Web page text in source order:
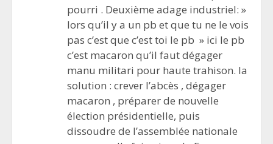
pourri . Deuxième adage industriel: »
lors qu’il y a un pb et que tu ne le vois
pas c’est que c’est toi le pb » ici le pb
c’est macaron qu’il faut dégager
manu militari pour haute trahison. la
solution : crever l’abcès , dégager
macaron , préparer de nouvelle
élection présidentielle, puis
dissoudre de l’assemblée nationale